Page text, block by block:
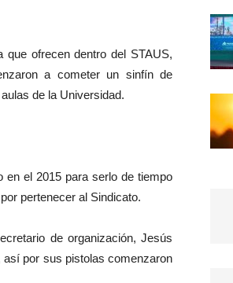
ofrecen dentro del STAUS,
a cometer un sinfín de
de la Universidad.
el 2015 para serlo de tiempo
pertenecer al Sindicato.
de organización, Jesús
así por sus pistolas comenzaron